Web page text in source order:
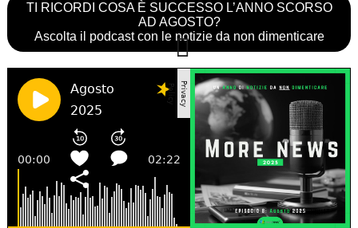
TI RICORDI COSA È SUCCESSO L’ANNO SCORSO
AD AGOSTO?
Ascolta il podcast con le notizie da non dimenticare